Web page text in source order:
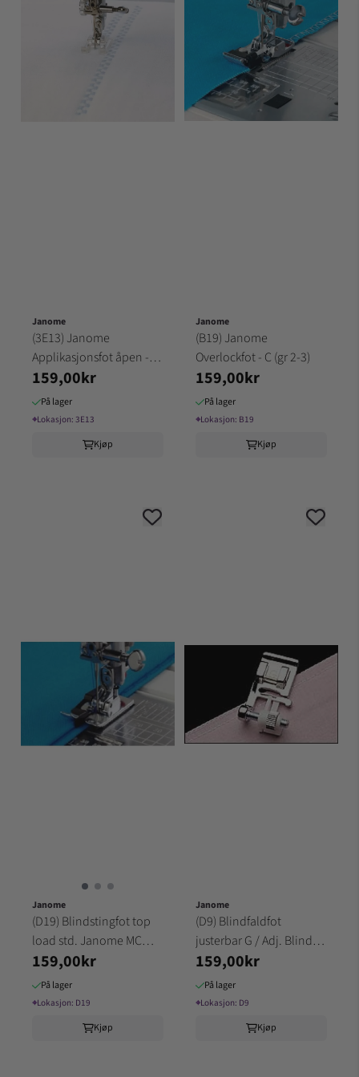
Janome
(3E13) Janome
Applikasjonsfot åpen -
F2 Gr.2-3
159,00kr
På lager
⌖Lokasjon: 3E13
Kjøp
Janome
(B19) Janome
Overlockfot - C (gr 2-3)
159,00kr
På lager
⌖Lokasjon: B19
Kjøp
Janome
(D19) Blindstingfot top
load std. Janome MC
modellene Gr.2-3
159,00kr
På lager
⌖Lokasjon: D19
Kjøp
Janome
(D9) Blindfaldfot
justerbar G / Adj. Blind
Hem Foot G Janome Gr2
159,00kr
På lager
⌖Lokasjon: D9
Kjøp